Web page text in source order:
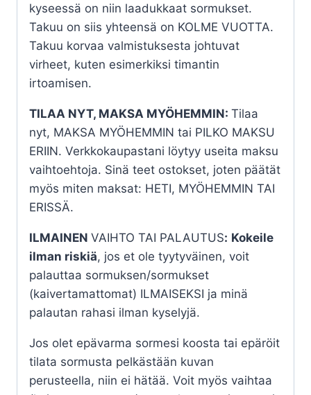
kyseessä on niin laadukkaat sormukset.
Takuu on siis yhteensä on KOLME VUOTTA.
Takuu korvaa valmistuksesta johtuvat
virheet, kuten esimerkiksi timantin
irtoamisen.
TILAA NYT, MAKSA MYÖHEMMIN: Tilaa
nyt, MAKSA MYÖHEMMIN tai PILKO MAKSU
ERIIN. Verkkokaupastani löytyy useita maksu
vaihtoehtoja. Sinä teet ostokset, joten päätät
myös miten maksat: HETI, MYÖHEMMIN TAI
ERISSÄ.
ILMAINEN VAIHTO TAI PALAUTUS: Kokeile
ilman riskiä, jos et ole tyytyväinen, voit
palauttaa sormuksen/sormukset
(kaivertamattomat) ILMAISEKSI ja minä
palautan rahasi ilman kyselyjä.
Jos olet epävarma sormesi koosta tai epäröit
tilata sormusta pelkästään kuvan
perusteella, niin ei hätää. Voit myös vaihtaa